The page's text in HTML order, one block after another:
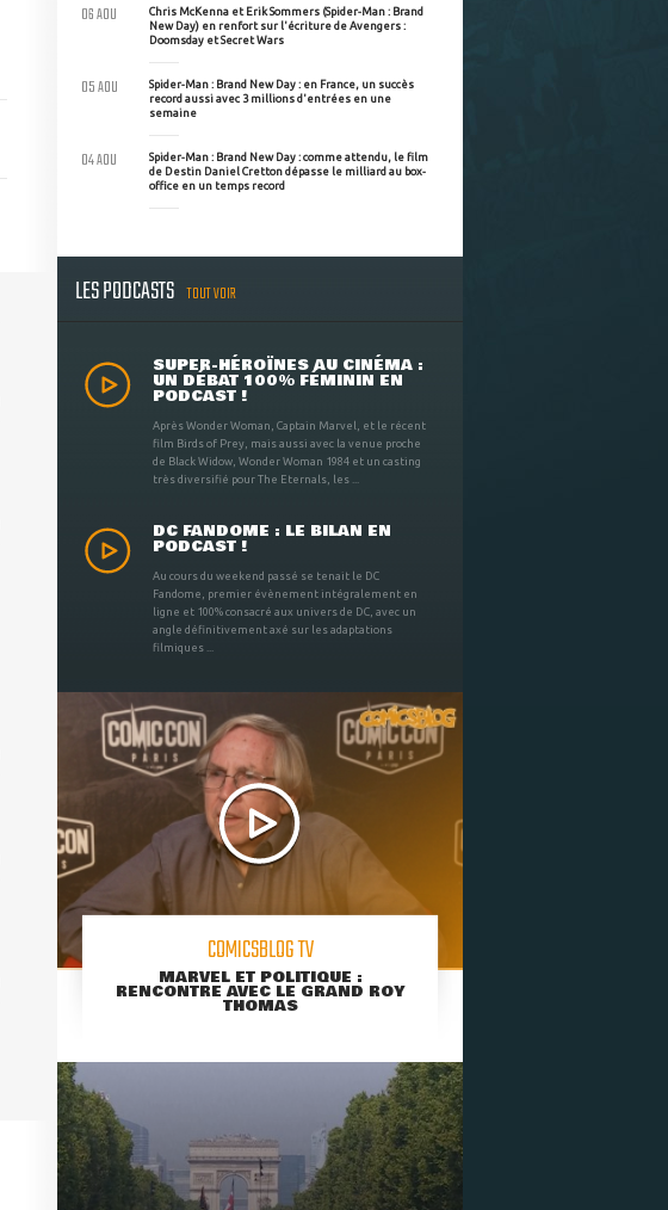
Chris McKenna et Erik Sommers (Spider-Man : Brand
New Day) en renfort sur l'écriture de Avengers :
Doomsday et Secret Wars
06 AOU
Spider-Man : Brand New Day : en France, un succès
record aussi avec 3 millions d'entrées en une
semaine
05 AOU
Spider-Man : Brand New Day : comme attendu, le film
de Destin Daniel Cretton dépasse le milliard au box-
office en un temps record
04 AOU
LES PODCASTS TOUT VOIR
SUPER-HÉROÏNES AU CINÉMA :
UN DÉBAT 100% FÉMININ EN
PODCAST !
Après Wonder Woman, Captain Marvel, et le récent
film Birds of Prey, mais aussi avec la venue proche
de Black Widow, Wonder Woman 1984 et un casting
très diversifié pour The Eternals, les ...
DC FANDOME : LE BILAN EN
PODCAST !
Au cours du weekend passé se tenait le DC
Fandome, premier évènement intégralement en
ligne et 100% consacré aux univers de DC, avec un
angle définitivement axé sur les adaptations
filmiques ...
COMICSBLOG TV
MARVEL ET POLITIQUE :
RENCONTRE AVEC LE GRAND ROY
THOMAS